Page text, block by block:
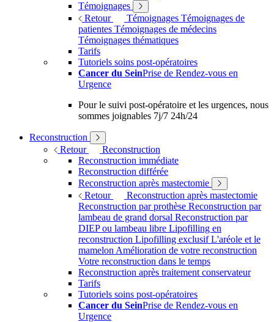
Témoignages
Retour
Témoignages Témoignages de
patientes Témoignages de médecins
Témoignages thématiques
Tarifs
Tutoriels soins post-opératoires
Cancer du SeinPrise de Rendez-vous en
Urgence
Pour le suivi post-opératoire et les urgences, nous
sommes joignables 7j/7 24h/24
Reconstruction
Retour
Reconstruction
Reconstruction immédiate
Reconstruction différée
Reconstruction après mastectomie
Retour
Reconstruction après mastectomie
Reconstruction par prothèse Reconstruction par
lambeau de grand dorsal Reconstruction par
DIEP ou lambeau libre Lipofilling en
reconstruction Lipofilling exclusifL'aréole et le
mamelon Amélioration de votre reconstruction
Votre reconstruction dans le temps
Reconstruction après traitement conservateur
Tarifs
Tutoriels soins post-opératoires
Cancer du SeinPrise de Rendez-vous en
Urgence